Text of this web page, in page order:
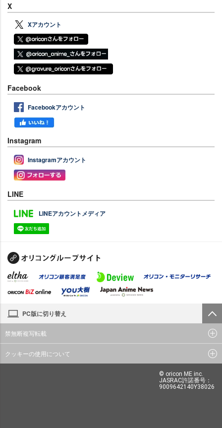
X
Xアカウント
Facebook
Facebookアカウント
Instagram
Instagramアカウント
LINE
LINEアカウントメディア
PC版に切り替え
禁無断複写転載
クッキーの使用について
© oricon ME inc.
JASRAC許諾番号：
9009642140Y38026